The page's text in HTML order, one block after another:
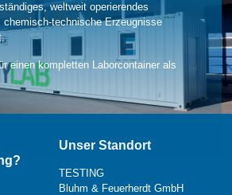
weltweit operierendes
chemisch-technische Erzeugnisse
einen kompletten Laborcontainer als
Unser Standort
TESTING
Bluhm & Feuerherdt GmbH